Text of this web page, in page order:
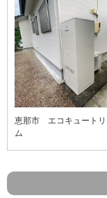
恵那市 エコキュートリ
ム